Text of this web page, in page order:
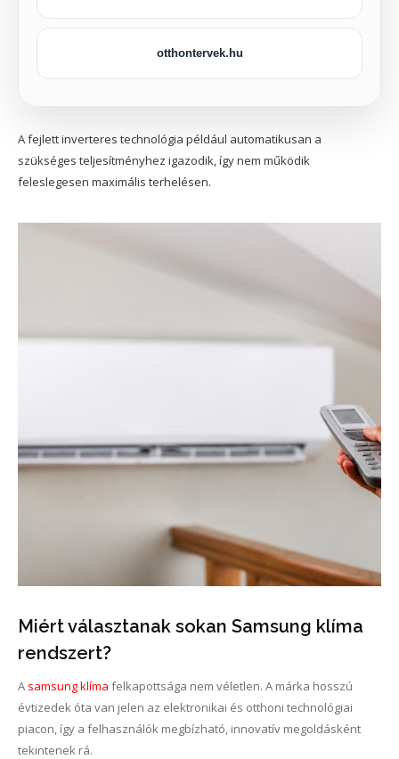
otthontervek.hu
A fejlett inverteres technológia például automatikusan a
szükséges teljesítményhez igazodik, így nem működik
feleslegesen maximális terhelésen.
Miért választanak sokan Samsung klíma
rendszert?
A samsung klíma felkapottsága nem véletlen. A márka hosszú
évtizedek óta van jelen az elektronikai és otthoni technológiai
piacon, így a felhasználók megbízható, innovatív megoldásként
tekintenek rá.